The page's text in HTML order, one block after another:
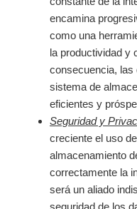
encamina
como una
la productividad y
consecuencia, las
sistema de
eficientes y
Seguridad y
creciente el uso
almacenamiento
correctamente la
será un aliado
seguridad de los